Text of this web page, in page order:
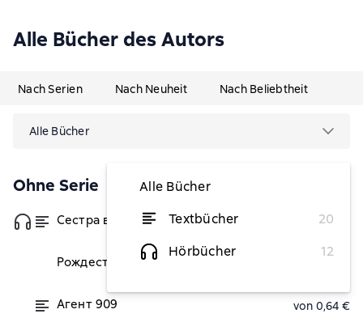
Alle Bücher des Autors
Nach Serien Nach Neuheit Nach Beliebtheit
Alle Bücher
Alle Bücher
Textbücher
20
Hörbücher
12
Ohne Serie
Сестра волков von 0,64 €
Рождественские детективы
Агент 909 von 0,64 €